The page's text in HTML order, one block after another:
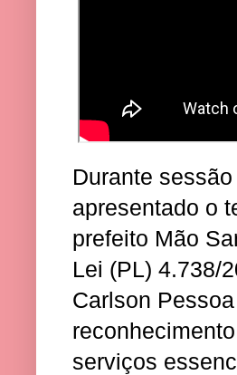
Durante
apresentado o
prefeito Mão
Lei (PL) 4.738/
Carlson
serviços